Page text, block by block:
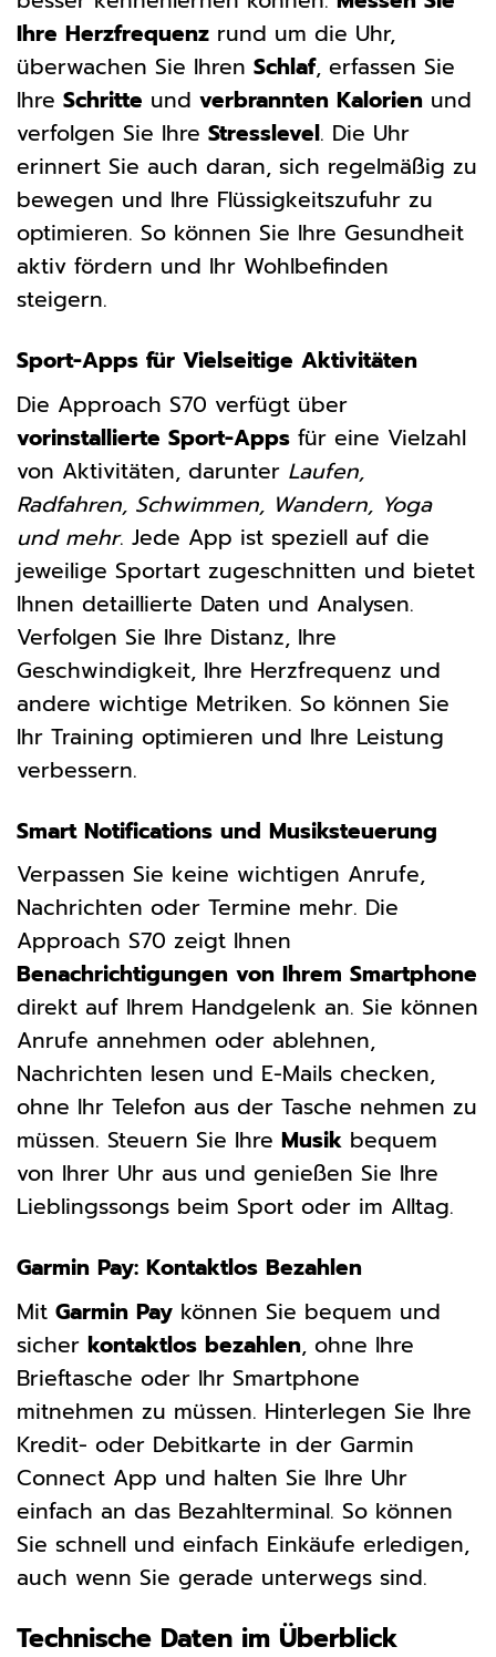
Ihre Herzfrequenz rund um die Uhr,
überwachen Sie Ihren Schlaf, erfassen Sie
Ihre Schritte und verbrannten Kalorien und
verfolgen Sie Ihre Stresslevel. Die Uhr
erinnert Sie auch daran, sich regelmäßig zu
bewegen und Ihre Flüssigkeitszufuhr zu
optimieren. So können Sie Ihre Gesundheit
aktiv fördern und Ihr Wohlbefinden
steigern.
Sport-Apps für Vielseitige Aktivitäten
Die Approach S70 verfügt über
vorinstallierte Sport-Apps für eine Vielzahl
von Aktivitäten, darunter Laufen,
Radfahren, Schwimmen, Wandern, Yoga
und mehr. Jede App ist speziell auf die
jeweilige Sportart zugeschnitten und bietet
Ihnen detaillierte Daten und Analysen.
Verfolgen Sie Ihre Distanz, Ihre
Geschwindigkeit, Ihre Herzfrequenz und
andere wichtige Metriken. So können Sie
Ihr Training optimieren und Ihre Leistung
verbessern.
Smart Notifications und Musiksteuerung
Verpassen Sie keine wichtigen Anrufe,
Nachrichten oder Termine mehr. Die
Approach S70 zeigt Ihnen
Benachrichtigungen von Ihrem Smartphone
direkt auf Ihrem Handgelenk an. Sie können
Anrufe annehmen oder ablehnen,
Nachrichten lesen und E-Mails checken,
ohne Ihr Telefon aus der Tasche nehmen zu
müssen. Steuern Sie Ihre Musik bequem
von Ihrer Uhr aus und genießen Sie Ihre
Lieblingssongs beim Sport oder im Alltag.
Garmin Pay: Kontaktlos Bezahlen
Mit Garmin Pay können Sie bequem und
sicher kontaktlos bezahlen, ohne Ihre
Brieftasche oder Ihr Smartphone
mitnehmen zu müssen. Hinterlegen Sie Ihre
Kredit- oder Debitkarte in der Garmin
Connect App und halten Sie Ihre Uhr
einfach an das Bezahlterminal. So können
Sie schnell und einfach Einkäufe erledigen,
auch wenn Sie gerade unterwegs sind.
Technische Daten im Überblick